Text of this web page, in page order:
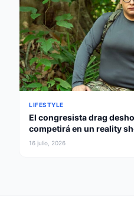
LIFESTYLE
El congresista drag
competirá en un reality
intenso
16 julio, 2026